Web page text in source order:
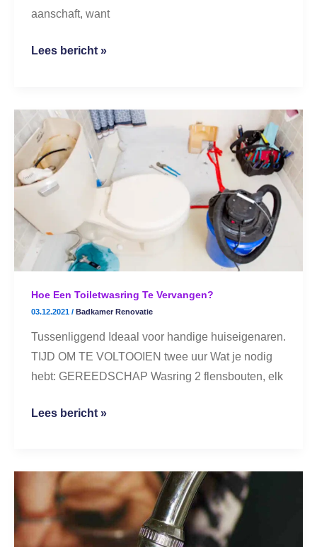
aanschaft, want
Lees bericht »
Hoe Een Toiletwasring Te Vervangen?
03.12.2021 / Badkamer Renovatie
Tussenliggend Ideaal voor handige huiseigenaren.
TIJD OM TE VOLTOOIEN twee uur Wat je nodig
hebt: GEREEDSCHAP Wasring 2 flensbouten, elk
Hoe
een
toiletwasring
te
vervangen?
Lees bericht »
Verschillende
soorten
gootsteenlekken:
met